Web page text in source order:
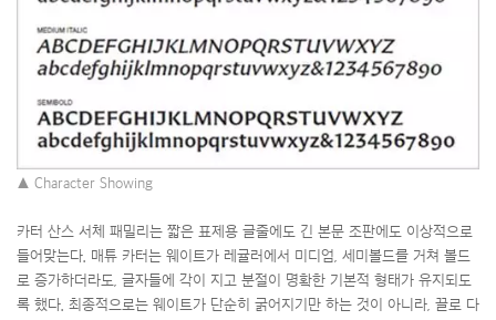
▲ Character Showing
카터 산스 서체 패밀리는 짧은 표제용 글줄에도 긴 본문 조판에도 이상적으로
들어맞는다. 매튜 카터는 웨이트가 레귤러에서 미디엄, 세미볼드를 거쳐 볼드
로 증가하더라도, 글자들에 각이 지고 분절이 명확한 기본적 형태가 유지되도
록 했다. 최종적으로는 웨이트가 단순히 굵어지기만 하는 것이 아니라, 끌로 다